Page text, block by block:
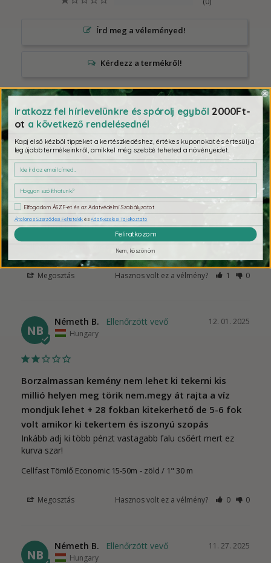
Írd meg a véleményed!
Vélemény Kérdések
BA
Báthori A.
Hungary
Tömlő
Részemről kitűnő termék!
Cellfast Tömlő Economic 15-50m
Megosztás Hasznos volt ez a vélmény? 1 0
NB
12. 01. 2025
Németh B.
Hungary
Borzalmassan kemény nem lehet ki tekerni kis
millió helyen meg törik nem.megy át rajta a víz
mondjuk lehet + 28 fokban kitekerhető de 5-6 fok
volt amikor ki tekertem és iszonyú szopás
Inkább adj ki több pénzt vastagabb falu csőért mert ez
kurva szar!
Cellfast Tömlő Economic 15-50m zöld / 1" 30 m
Megosztás Hasznos volt ez a vélmény? 0 0
NB
11. 27. 2025
Németh B.
Hungary
Iratkozz fel hírlevelünkre és spórolj egyből 2000Ft-
ot a következő rendelésednél
Kapj első kézből tippeket a kertészkedéshez, értékes kuponokat és értesülj a
legújabb termékeinkről, amikkel még szebbé teheted a növényeidet.
Elfogadom ÁSZF-et és az Adatvédelmi Szabályzatot
Általános Szerződési FeltételekésAdatkezelési Tájékoztató
Feliratkozom
Nem, köszönöm